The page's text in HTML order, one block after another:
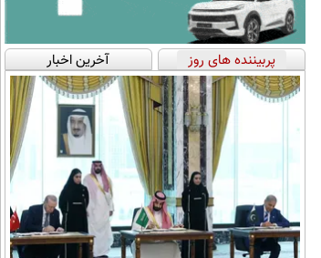
پربیننده های روز آخرین اخبار